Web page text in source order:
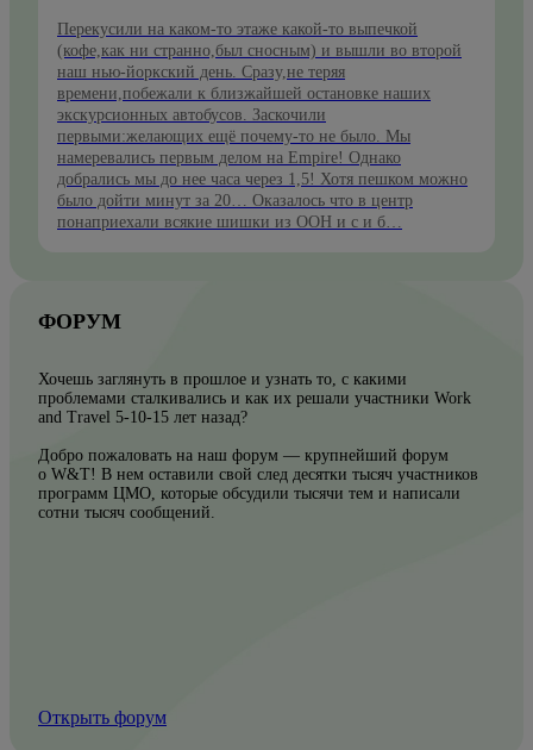
Перекусили на каком-то этаже какой-то выпечкой
(кофе,как ни странно,был сносным) и вышли во второй
наш нью-йоркский день. Сразу,не теряя
времени,побежали к близжайшей остановке наших
экскурсионных автобусов. Заскочили
первыми:желающих ещё почему-то не было. Мы
намеревались первым делом на Empire! Однако
добрались мы до нее часа через 1,5! Хотя пешком можно
было дойти минут за 20… Оказалось что в центр
понаприехали всякие шишки из ООН и с и б…
ФОРУМ
Хочешь заглянуть в прошлое и узнать то, с какими
проблемами сталкивались и как их решали участники Work
and Travel 5-10-15 лет назад?
Добро пожаловать на наш форум — крупнейший форум
о W&T! В нем оставили свой след десятки тысяч участников
программ ЦМО, которые обсудили тысячи тем и написали
сотни тысяч сообщений.
Открыть форум